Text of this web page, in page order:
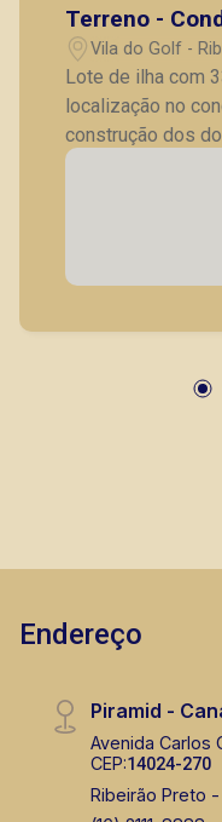
Terreno -
Vila do Golf -
Lote de ilha com
localização no
construção dos
Endereço
Piramid -
Avenida Carlos
CEP:14024-270
Ribeirão Preto -